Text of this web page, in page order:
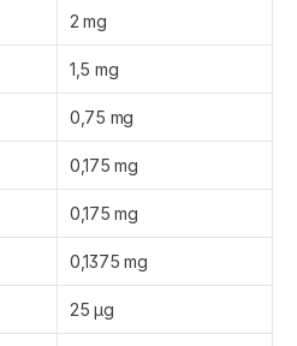
2 mg
1,5 mg
0,75 mg
0,175 mg
0,175 mg
0,1375 mg
25 µg